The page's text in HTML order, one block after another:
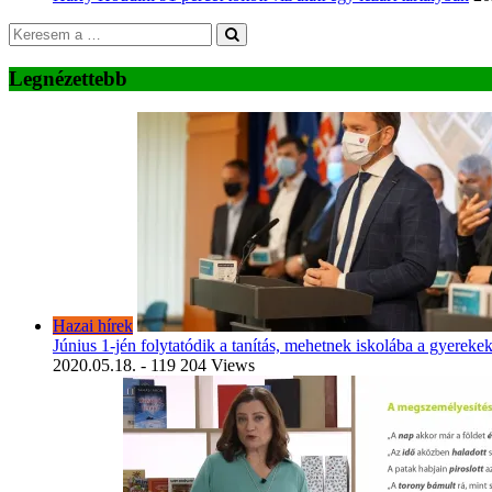
Legnézettebb
Hazai hírek
Június 1-jén folytatódik a tanítás, mehetnek iskolába a gyerekek
2020.05.18. - 119 204 Views